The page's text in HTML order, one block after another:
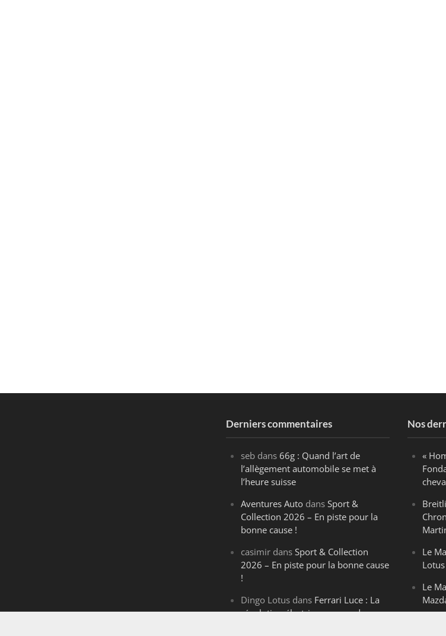
Derniers commentaires
seb dans66g : Quand l’art de
l’allègement automobile se met à
l’heure suisse
Aventures Auto dansSport &
Collection 2026 – En piste pour la
bonne cause !
casimir dansSport & Collection
2026 – En piste pour la bonne cause
!
Dingo Lotus dans Ferrari Luce : La
révolution électrique venue de
Nos
«
Le
Lotus
Le